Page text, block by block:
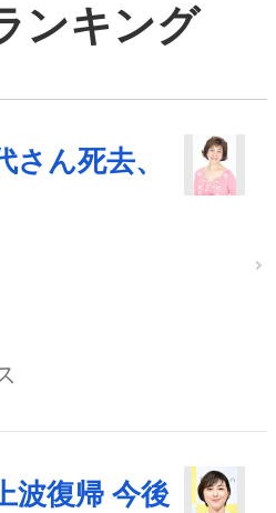
ンキング
さん死去、
波復帰 今後